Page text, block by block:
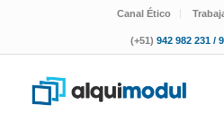
Canal Ético
(+51) 942 982 231 /